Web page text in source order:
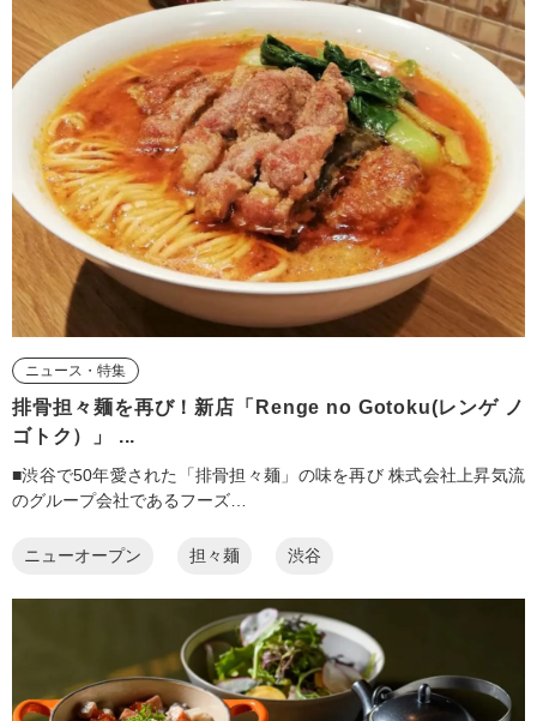
ニュース・特集
排骨担々麺を再び！新店「Renge no Gotoku(レンゲ ノ
ゴトク）」 ...
■渋谷で50年愛された「排骨担々麺」の味を再び 株式会社上昇気流
のグループ会社であるフーズ…
ニューオープン 担々麺 渋谷